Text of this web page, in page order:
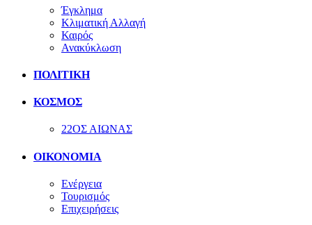
Έγκλημα
Κλιματική Αλλαγή
Καιρός
Ανακύκλωση
ΠΟΛΙΤΙΚΗ
ΚΟΣΜΟΣ
22ΟΣ ΑΙΩΝΑΣ
ΟΙΚΟΝΟΜΙΑ
Ενέργεια
Τουρισμός
Επιχειρήσεις